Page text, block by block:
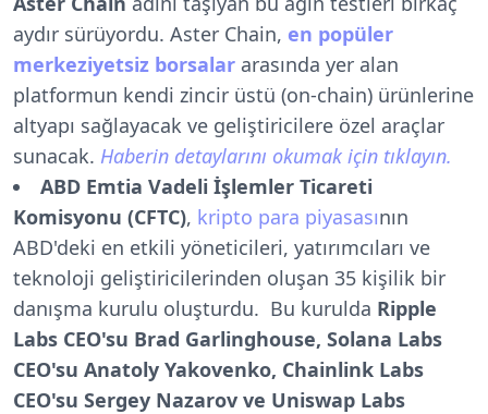
aydır sürüyordu. Aster Chain, en popüler
merkeziyetsiz borsalar arasında yer alan
platformun kendi zincir üstü (on-chain) ürünlerine
altyapı sağlayacak ve geliştiricilere özel araçlar
sunacak. Haberin detaylarını okumak için tıklayın.
ABD Emtia Vadeli İşlemler Ticareti
Komisyonu (CFTC), kripto para piyasasının
ABD'deki en etkili yöneticileri, yatırımcıları ve
teknoloji geliştiricilerinden oluşan 35 kişilik bir
danışma kurulu oluşturdu. Bu kurulda Ripple
Labs CEO'su Brad Garlinghouse, Solana Labs
CEO'su Anatoly Yakovenko, Chainlink Labs
CEO'su Sergey Nazarov ve Uniswap Labs